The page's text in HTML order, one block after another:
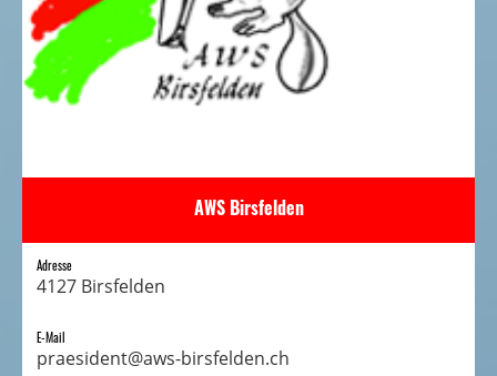
AWS Birsfelden
Adresse
4127 Birsfelden
E-Mail
praesident@aws-birsfelden.ch